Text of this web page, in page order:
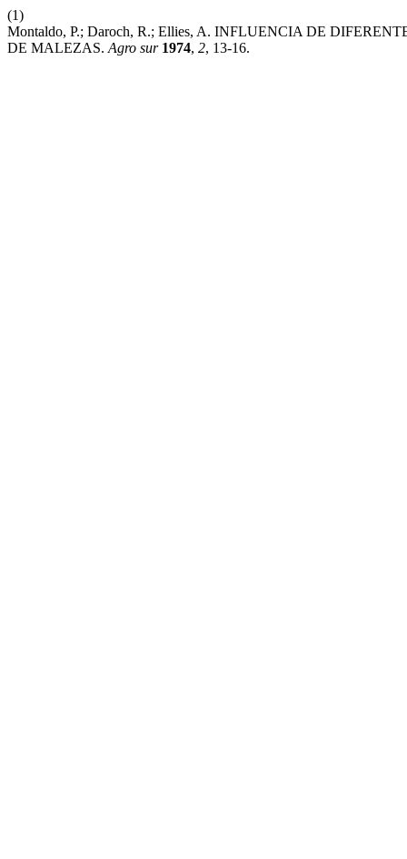
(1)
Montaldo, P.; Daroch, R.; Ellies, A. INFLUENCIA DE
DE MALEZAS. Agro sur 1974, 2, 13-16.